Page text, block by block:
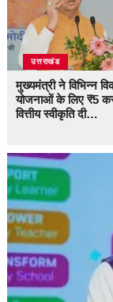
उत्तराखंड
मुख्यमंत्री ने विभिन्न
योजनाओं के लिए ₹5
वित्तीय स्वीकृति दी…